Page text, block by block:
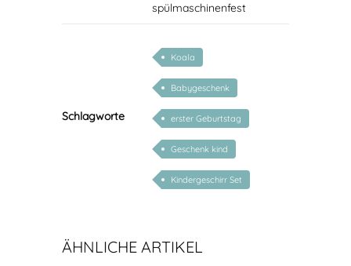
spülmaschinenfest
Schlagworte
Koala
Babygeschenk
erster Geburtstag
Geschenk kind
Kindergeschirr Set
ÄHNLICHE ARTIKEL